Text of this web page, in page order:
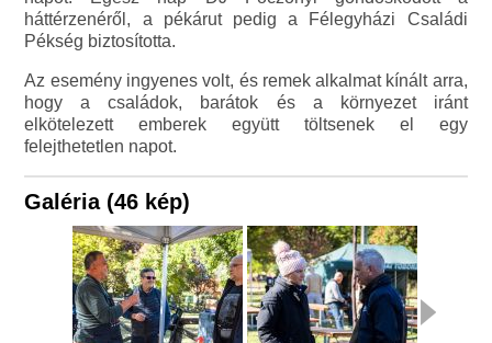
háttérzenéről, a pékárut pedig a Félegyházi Családi
Pékség biztosította.
Az esemény ingyenes volt, és remek alkalmat kínált arra,
hogy a családok, barátok és a környezet iránt
elkötelezett emberek együtt töltsenek el egy
felejthetetlen napot.
Galéria (46 kép)